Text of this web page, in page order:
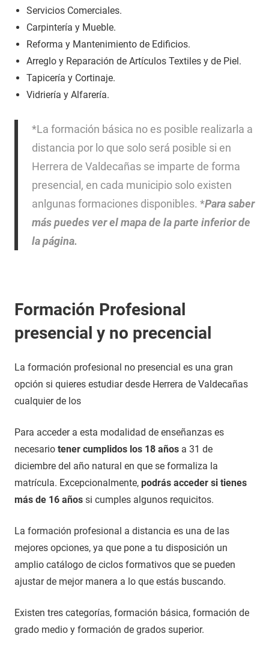
Servicios Comerciales.
Carpintería y Mueble.
Reforma y Mantenimiento de Edificios.
Arreglo y Reparación de Artículos Textiles y de Piel.
Tapicería y Cortinaje.
Vidriería y Alfarería.
*La formación básica no es posible realizarla a
distancia por lo que solo será posible si en
Herrera de Valdecañas se imparte de forma
presencial, en cada municipio solo existen
anlgunas formaciones disponibles. *Para saber
más puedes ver el mapa de la parte inferior de
la página.
Formación Profesional
presencial y no precencial
La formación profesional no presencial es una gran
opción si quieres estudiar desde Herrera de Valdecañas
cualquier de los
Para acceder a esta modalidad de enseñanzas es
necesario tener cumplidos los 18 años a 31 de
diciembre del año natural en que se formaliza la
matrícula. Excepcionalmente, podrás acceder si tienes
más de 16 años si cumples algunos requicitos.
La formación profesional a distancia es una de las
mejores opciones, ya que pone a tu disposición un
amplio catálogo de ciclos formativos que se pueden
ajustar de mejor manera a lo que estás buscando.
Existen tres categorías, formación básica, formación de
grado medio y formación de grados superior.